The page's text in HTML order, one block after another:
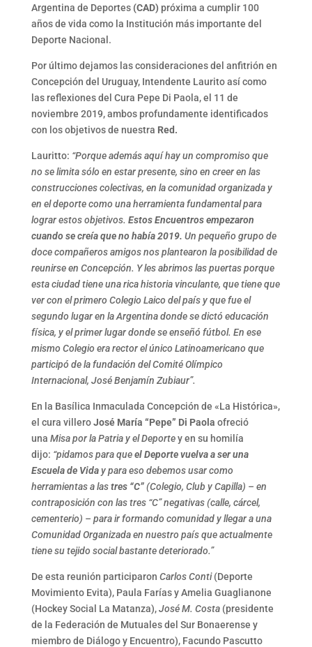
Argentina de Deportes (CAD) próxima a cumplir 100
años de vida como la Institución más importante del
Deporte Nacional.
Por último dejamos las consideraciones del anfitrión en
Concepción del Uruguay, Intendente Laurito así como
las reflexiones del Cura Pepe Di Paola, el 11 de
noviembre 2019, ambos profundamente identificados
con los objetivos de nuestra Red.
Lauritto: “Porque además aquí hay un compromiso que
no se limita sólo en estar presente, sino en creer en las
construcciones colectivas, en la comunidad organizada y
en el deporte como una herramienta fundamental para
lograr estos objetivos. Estos Encuentros empezaron
cuando se creía que no había 2019. Un pequeño grupo de
doce compañeros amigos nos plantearon la posibilidad de
reunirse en Concepción. Y les abrimos las puertas porque
esta ciudad tiene una rica historia vinculante, que tiene que
ver con el primero Colegio Laico del país y que fue el
segundo lugar en la Argentina donde se dictó educación
física, y el primer lugar donde se enseñó fútbol. En ese
mismo Colegio era rector el único Latinoamericano que
participó de la fundación del Comité Olímpico
Internacional, José Benjamín Zubiaur”.
En la Basílica Inmaculada Concepción de «La Histórica»,
el cura villeroJosé María “Pepe” Di Paola ofreció
una Misa por la Patria y el Deportey en su homilía
dijo: “pidamos para queel Deporte vuelva a ser una
Escuela de Viday para eso debemos usar como
herramientas a lastres “C”(Colegio, Club y Capilla) – en
contraposición con las tres “C” negativas (calle, cárcel,
cementerio) – para ir formando comunidad y llegar a una
Comunidad Organizada en nuestro país que actualmente
tiene su tejido social bastante deteriorado.”
De esta reunión participaron Carlos Conti(Deporte
Movimiento Evita), Paula Farías y Amelia Guaglianone
(Hockey Social La Matanza),José M. Costa(presidente
de la Federación de Mutuales del Sur Bonaerense y
miembro de Diálogo y Encuentro), Facundo Pascutto